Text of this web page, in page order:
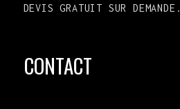
DEVIS GRATUIT SUR DEMANDE.
CONTACT